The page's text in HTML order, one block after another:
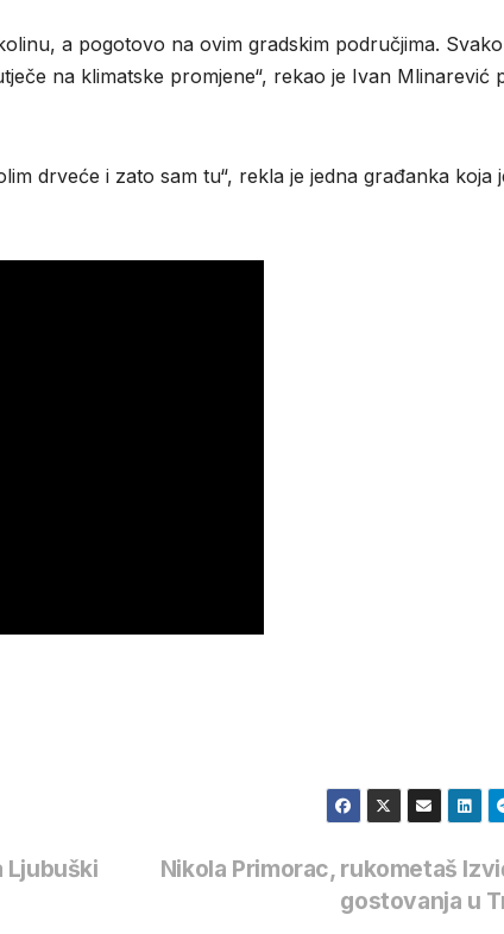
a pogotovo na ovim gradskim područjima.
na klimatske promjene“, rekao je Ivan Mlinarević
drveće i zato sam tu“, rekla je jedna građanka koja
Nikola Primorac, rukometaš
gostovanja u
Ljubuški